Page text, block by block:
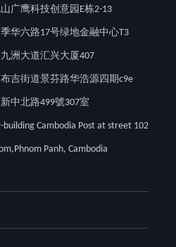
广鹰科技创意园E栋2-13
华六路17号绿地金融中心T3
洲大道汇兴大厦407
吉街道景芬路华浩源四期c9e
中北路499號307室
Cambodia Post at street 102
Panh, Cambodia